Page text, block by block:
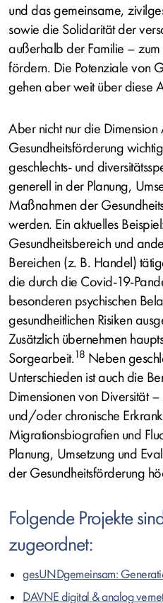
und das gemeinsame,
sowie die Solidarität der
außerhalb der Familie –
fördern. Die Potenziale von
gehen aber weit über diese
Aber nicht nur die Dimension
Gesundheitsförderung
geschlechts- und
generell in der Planung,
Maßnahmen der
werden. Ein aktuelles
Gesundheitsbereich und
Bereichen (z. B. Handel)
die durch die Covid-19-
besonderen psychischen
gesundheitlichen Risiken
Zusätzlich übernehmen
Sorgearbeit.18 Neben
Unterschieden ist auch die
Dimensionen von Diversität
und/oder chronische
Migrationsbiografien und
Planung, Umsetzung und
der Gesundheitsförderung
Folgende Projekte
zugeordnet:
gesUNDgemeinsam:
DAVNE digital & analog